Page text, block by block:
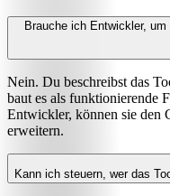
Brauche ich Entwickler,
Nein. Du beschreibst das
baut es als funktionierende
Entwickler, können sie den
erweitern.
Kann ich steuern, wer das